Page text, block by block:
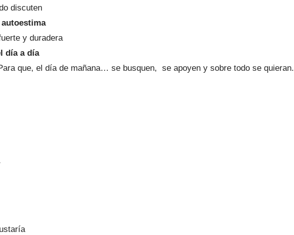
discuten
y duradera
día a día
que, el día de mañana… se busquen, se apoyen y sobre todo se quieran.